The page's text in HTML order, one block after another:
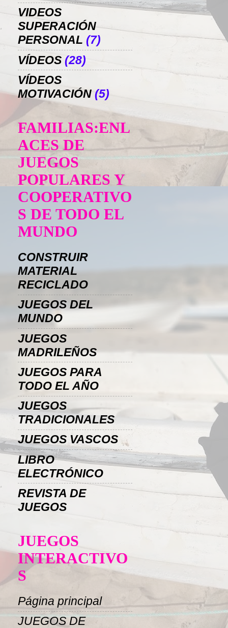
VIDEOS
SUPERACIÓN
PERSONAL (7)
VÍDEOS (28)
VÍDEOS
MOTIVACIÓN (5)
FAMILIAS:ENL
ACES DE
JUEGOS
POPULARES Y
COOPERATIVO
S DE TODO EL
MUNDO
CONSTRUIR
MATERIAL
RECICLADO
JUEGOS DEL
MUNDO
JUEGOS
MADRILEÑOS
JUEGOS PARA
TODO EL AÑO
JUEGOS
TRADICIONALES
JUEGOS VASCOS
LIBRO
ELECTRÓNICO
REVISTA DE
JUEGOS
JUEGOS
INTERACTIVO
S
Página principal
JUEGOS DE